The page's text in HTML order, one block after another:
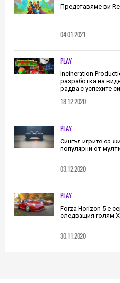
Представяме ви
04.01.2021
PLAY
Incineration
разработка на
радва с успехите си
18.12.2020
PLAY
Сингъл игрите са
популярни от
03.12.2020
PLAY
Forza Horizon 5 е
следващия голям
30.11.2020